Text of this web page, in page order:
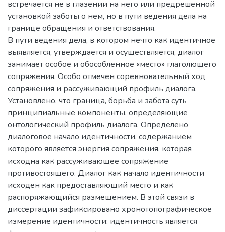
встречается не в глазении на него или предрешенной
установкой заботы о нем, но в пути ведения дела на
границе обращения и ответствования.
В пути ведения дела, в котором нечто как идентичное
выявляется, утверждается и осуществляется, диалог
занимает особое и обособленное «место» глаголющего
сопряжения. Особо отмечен соревновательный ход
сопряжения и рассуживающий профиль диалога.
Установлено, что граница, борьба и забота суть
принципиальные компоненты, определяющие
онтологический профиль диалога. Определено
диалоговое начало идентичности, содержанием
которого является энергия сопряжения, которая
исходна как рассуживающее сопряжение
противостоящего. Диалог как начало идентичности
исходен как предоставляющий место и как
распоряжающийся размещением. В этой связи в
диссертации зафиксировано хронотопографическое
измерение идентичности: идентичность является